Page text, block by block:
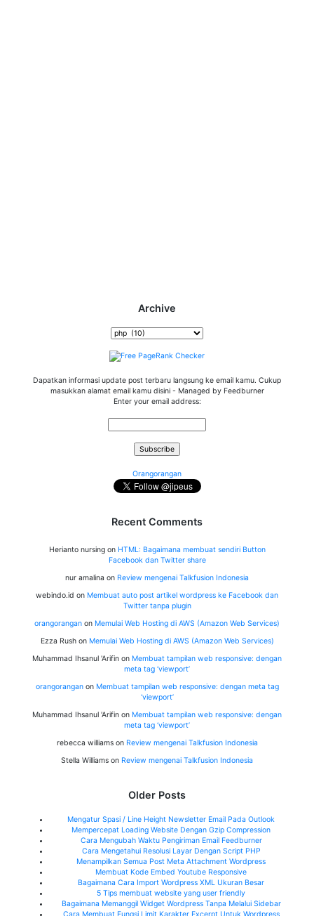
Archive
Archive
Dapatkan informasi update post terbaru langsung ke email kamu. Cukup
masukkan alamat email kamu disini - Managed by Feedburner
Enter your email address:
Orangorangan
Recent Comments
Herianto nursingon HTML: Bagaimana membuat sendiri Button
Facebook dan Twitter share
nur amalina on Review mengenai Talkfusion Indonesia
webindo.id on Membuat auto post artikel wordpress ke Facebook dan
Twitter tanpa plugin
orangorangan on Memulai Web Hosting di AWS (Amazon Web Services)
Ezza Rushon Memulai Web Hosting di AWS (Amazon Web Services)
Muhammad Ihsanul 'Arifin on Membuat tampilan web responsive: dengan
meta tag ‘viewport’
orangoranganon Membuat tampilan web responsive: dengan meta tag
‘viewport’
Muhammad Ihsanul 'Arifin on Membuat tampilan web responsive: dengan
meta tag ‘viewport’
rebecca williamson Review mengenai Talkfusion Indonesia
Stella Williams on Review mengenai Talkfusion Indonesia
Older Posts
Mengatur Spasi / Line Height Newsletter Email Pada Outlook
Mempercepat Loading Website Dengan Gzip Compression
Cara Mengubah Waktu Pengiriman Email Feedburner
Cara Mengetahui Resolusi Layar Dengan Script PHP
Menampilkan Semua Post Meta Attachment Wordpress
Membuat Kode Embed Youtube Responsive
Bagaimana Cara Import Wordpress XML Ukuran Besar
5 Tips membuat website yang user friendly
Bagaimana Memanggil Widget Wordpress Tanpa Melalui Sidebar